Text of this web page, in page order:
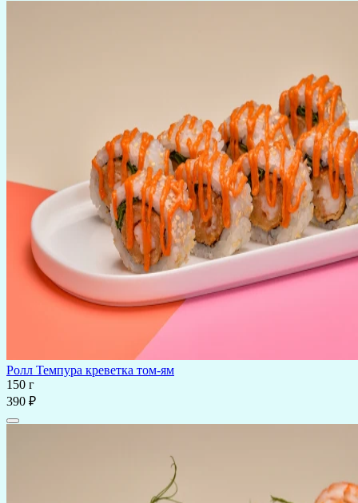
Ролл Темпура креветка том-ям
150 г
390 ₽